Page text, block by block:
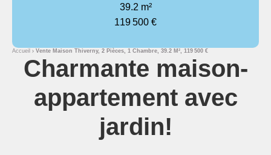
39.2 m²
119 500 €
Accueil Vente Maison Thiverny, 2 Pièces, 1 Chambre, 39.2 M², 119 500 €
Charmante maison-
appartement avec
jardin!